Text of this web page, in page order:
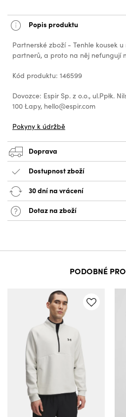
Popis produktu
Partnerské zboží - Tenhle kousek
partnerů, a proto na něj nefungují
Kód produktu: 146599
Dovozce: Espir Sp. z o.o., ul.Ppłk.
100 Łapy, hello@espir.com
Pokyny k údržbě
Doprava
Dostupnost zboží
30 dní na vrácení
Dotaz na zboží
PODOBNÉ